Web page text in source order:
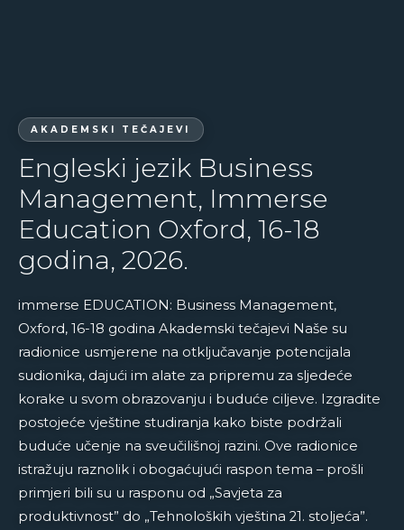
AKADEMSKI TEČAJEVI
Engleski jezik Business
Management, Immerse
Education Oxford, 16-18
godina, 2026.
immerse EDUCATION: Business Management,
Oxford, 16-18 godina Akademski tečajevi Naše su
radionice usmjerene na otključavanje potencijala
sudionika, dajući im alate za pripremu za sljedeće
korake u svom obrazovanju i buduće ciljeve. Izgradite
postojeće vještine studiranja kako biste podržali
buduće učenje na sveučilišnoj razini. Ove radionice
istražuju raznolik i obogaćujući raspon tema – prošli
primjeri bili su u rasponu od „Savjeta za
produktivnost” do „Tehnoloških vještina 21. stoljeća”.